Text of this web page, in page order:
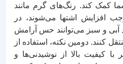
کمک کند. رنگ‌های گرم مانند
افزایش اشتها می‌شوند، در
آبی و سبز می‌توانند حس آرامش
کنند. دومین نکته، استفاده از
کیفیت بالا از نوشیدنی‌ها و